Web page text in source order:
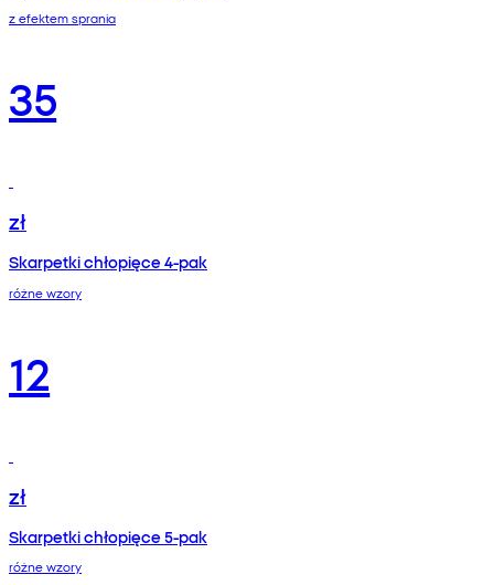
z efektem sprania
35
zł
Skarpetki chłopięce 4-pak
różne wzory
12
zł
Skarpetki chłopięce 5-pak
różne wzory